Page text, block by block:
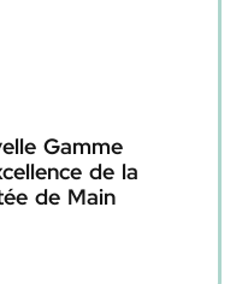
Gamme
de la
de Main